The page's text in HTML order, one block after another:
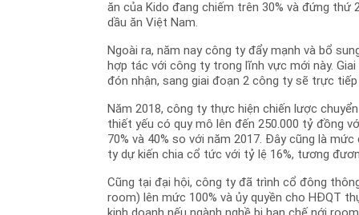
ăn của Kido đang chiếm trên 30% và đứng
dầu ăn Việt Nam.
Ngoài ra, năm nay công ty đẩy mạnh và bổ
hợp tác với công ty trong lĩnh vực mới này.
đón nhận, sang giai đoạn 2 công ty sẽ trực
Năm 2018, công ty thực hiện chiến lược
thiết yếu có quy mô lên đến 250.000 tỷ đồng
70% và 40% so với năm 2017. Đây cũng là
ty dự kiến chia cổ tức với tỷ lệ 16%, tương
Cũng tại đại hội, công ty đã trình cổ đông
room) lên mức 100% và ủy quyền cho HĐQT